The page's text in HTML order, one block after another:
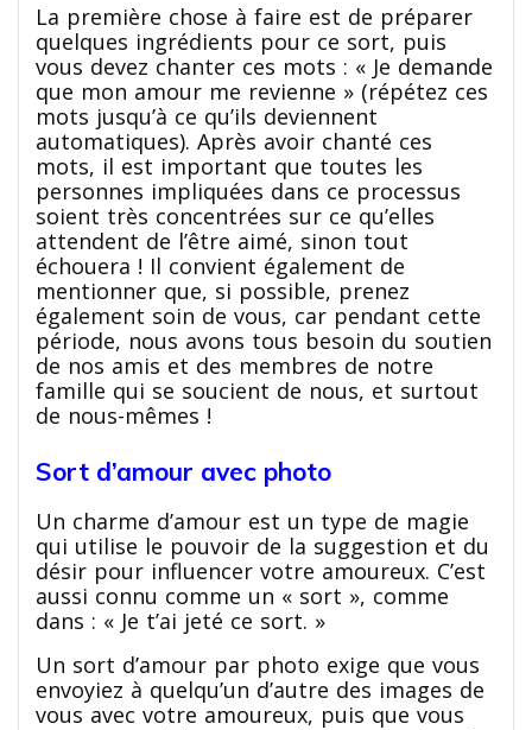
La première chose à faire est de préparer
quelques ingrédients pour ce sort, puis
vous devez chanter ces mots : « Je demande
que mon amour me revienne » (répétez ces
mots jusqu’à ce qu’ils deviennent
automatiques). Après avoir chanté ces
mots, il est important que toutes les
personnes impliquées dans ce processus
soient très concentrées sur ce qu’elles
attendent de l’être aimé, sinon tout
échouera ! Il convient également de
mentionner que, si possible, prenez
également soin de vous, car pendant cette
période, nous avons tous besoin du soutien
de nos amis et des membres de notre
famille qui se soucient de nous, et surtout
de nous-mêmes !
Sort d’amour avec photo
Un charme d’amour est un type de magie
qui utilise le pouvoir de la suggestion et du
désir pour influencer votre amoureux. C’est
aussi connu comme un « sort », comme
dans : « Je t’ai jeté ce sort. »
Un sort d’amour par photo exige que vous
envoyiez à quelqu’un d’autre des images de
vous avec votre amoureux, puis que vous